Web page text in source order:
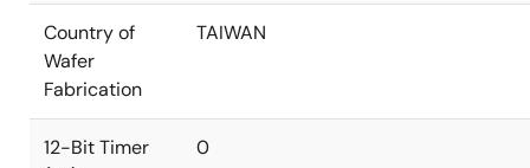
Country of
Wafer
Fabrication
TAIWAN
12-Bit Timer
0